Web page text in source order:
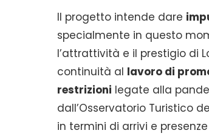
Il progetto intende dare
specialmente in questo
l’attrattività e il prestigio di
continuità al lavoro di
restrizioni legate alla
dall’Osservatorio Turistico
in termini di arrivi e